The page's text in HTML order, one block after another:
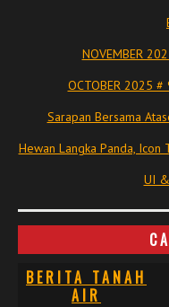
NOVEMBER
OCTOBER 2025 #
Sarapan Bersama
Hewan Langka Panda, Icon
UI
BERITA TANAH
AIR